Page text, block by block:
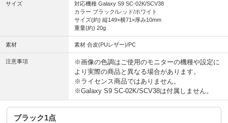
サイズ
対応機種 Galaxy S9 SC-02K/SCV38
カラー ブラック/レッド/ホワイト
サイズ(約) 縦149×横71×厚み10mm
重量(約) 20g
素材 素材 合皮(PUレザー)/PC
注意事項
※画像の色調はご使用のモニターの機種や設定に
より実際の商品と異なる場合があります。
※ライセンス商品ではありません。
※Galaxy S9 SC-02K/SCV38は付属しません。
ブラック1点